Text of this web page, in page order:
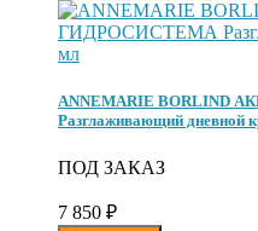
ANNEMARIE BORLIND
Разглаживающий дневной
ПОД ЗАКАЗ
7 850 ₽